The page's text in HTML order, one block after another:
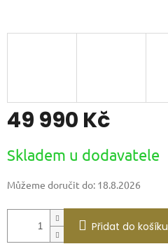
49 990 Kč
cena:
Skladem u dodavatele
Můžeme doručit do: 18.8.2026
Přidat do košíku